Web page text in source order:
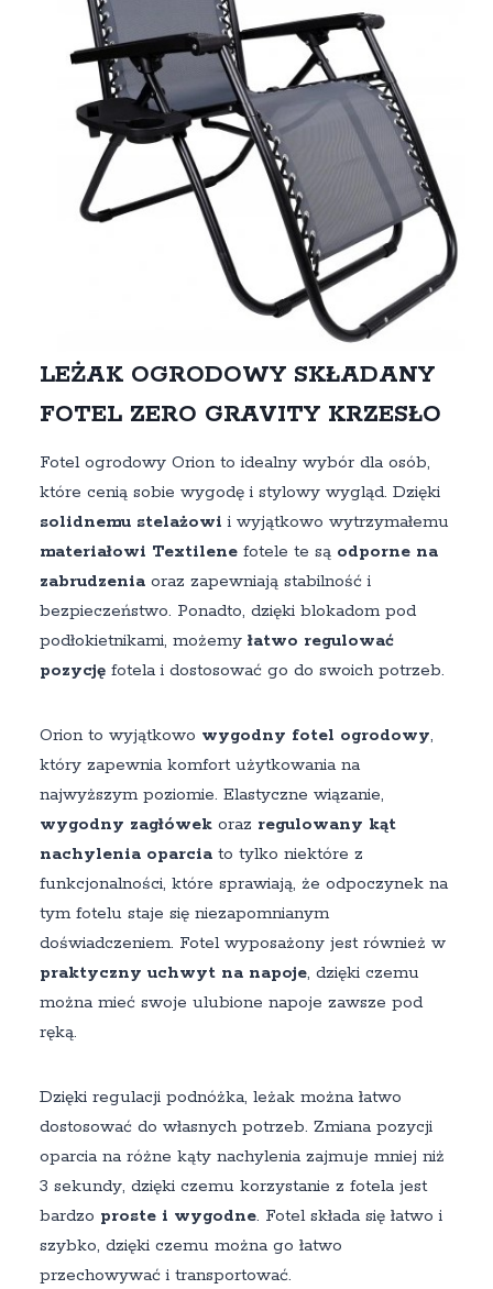
LEŻAK OGRODOWY SKŁADANY
FOTEL ZERO GRAVITY KRZESŁO
Fotel ogrodowy Orion to idealny wybór dla osób,
które cenią sobie wygodę i stylowy wygląd. Dzięki
solidnemu stelażowi i wyjątkowo wytrzymałemu
materiałowi Textilenefotele te są odporne na
zabrudzeniaoraz zapewniają stabilność i
bezpieczeństwo. Ponadto, dzięki blokadom pod
podłokietnikami, możemy łatwo regulować
pozycjęfotela i dostosować go do swoich potrzeb.
Orion to wyjątkowo wygodny fotel ogrodowy,
który zapewnia komfort użytkowania na
najwyższym poziomie. Elastyczne wiązanie,
wygodny zagłówekoraz regulowany kąt
nachylenia oparciato tylko niektóre z
funkcjonalności, które sprawiają, że odpoczynek na
tym fotelu staje się niezapomnianym
doświadczeniem. Fotel wyposażony jest również w
praktyczny uchwyt na napoje, dzięki czemu
można mieć swoje ulubione napoje zawsze pod
ręką.
Dzięki regulacji podnóżka, leżak można łatwo
dostosować do własnych potrzeb. Zmiana pozycji
oparcia na różne kąty nachylenia zajmuje mniej niż
3 sekundy, dzięki czemu korzystanie z fotela jest
bardzo proste i wygodne. Fotel składa się łatwo i
szybko, dzięki czemu można go łatwo
przechowywać i transportować.